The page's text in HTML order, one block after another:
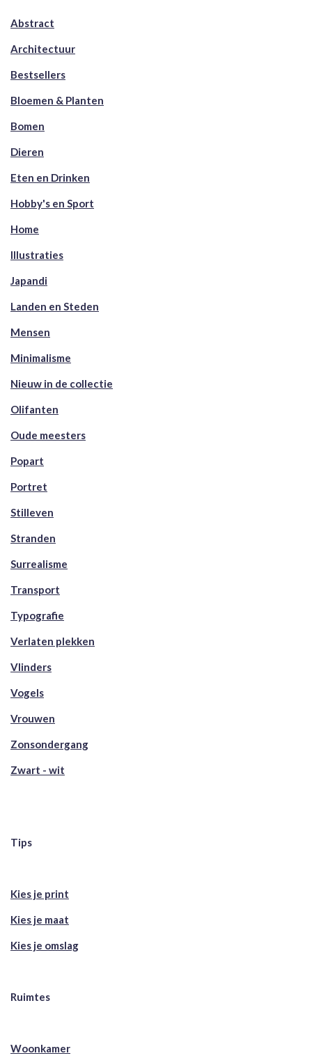
Abstract
Architectuur
Bestsellers
Bloemen & Planten
Bomen
Dieren
Eten en Drinken
Hobby's en Sport
Home
Illustraties
Japandi
Landen en Steden
Mensen
Minimalisme
Nieuw in de collectie
Olifanten
Oude meesters
Popart
Portret
Stilleven
Stranden
Surrealisme
Transport
Typografie
Verlaten plekken
Vlinders
Vogels
Vrouwen
Zonsondergang
Zwart - wit
Tips
Kies je print
Kies je maat
Kies je omslag
Ruimtes
Woonkamer